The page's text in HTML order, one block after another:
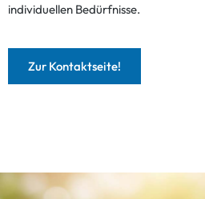
individuellen Bedürfnisse.
Zur Kontaktseite!